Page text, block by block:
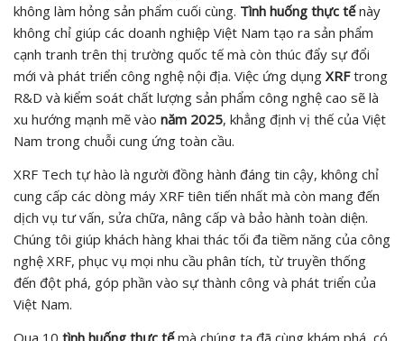
không làm hỏng sản phẩm cuối cùng. Tình huống thực tếnày
không chỉ giúp các doanh nghiệp Việt Nam tạo ra sản phẩm
cạnh tranh trên thị trường quốc tế mà còn thúc đẩy sự đổi
mới và phát triển công nghệ nội địa. Việc ứng dụng XRFtrong
R&D và kiểm soát chất lượng sản phẩm công nghệ cao sẽ là
xu hướng mạnh mẽ vào năm 2025, khẳng định vị thế của Việt
Nam trong chuỗi cung ứng toàn cầu.
XRF Tech tự hào là người đồng hành đáng tin cậy, không chỉ
cung cấp các dòng máy XRF tiên tiến nhất mà còn mang đến
dịch vụ tư vấn, sửa chữa, nâng cấp và bảo hành toàn diện.
Chúng tôi giúp khách hàng khai thác tối đa tiềm năng của công
nghệ XRF, phục vụ mọi nhu cầu phân tích, từ truyền thống
đến đột phá, góp phần vào sự thành công và phát triển của
Việt Nam.
Qua 10 tình huống thực tếmà chúng ta đã cùng khám phá, có